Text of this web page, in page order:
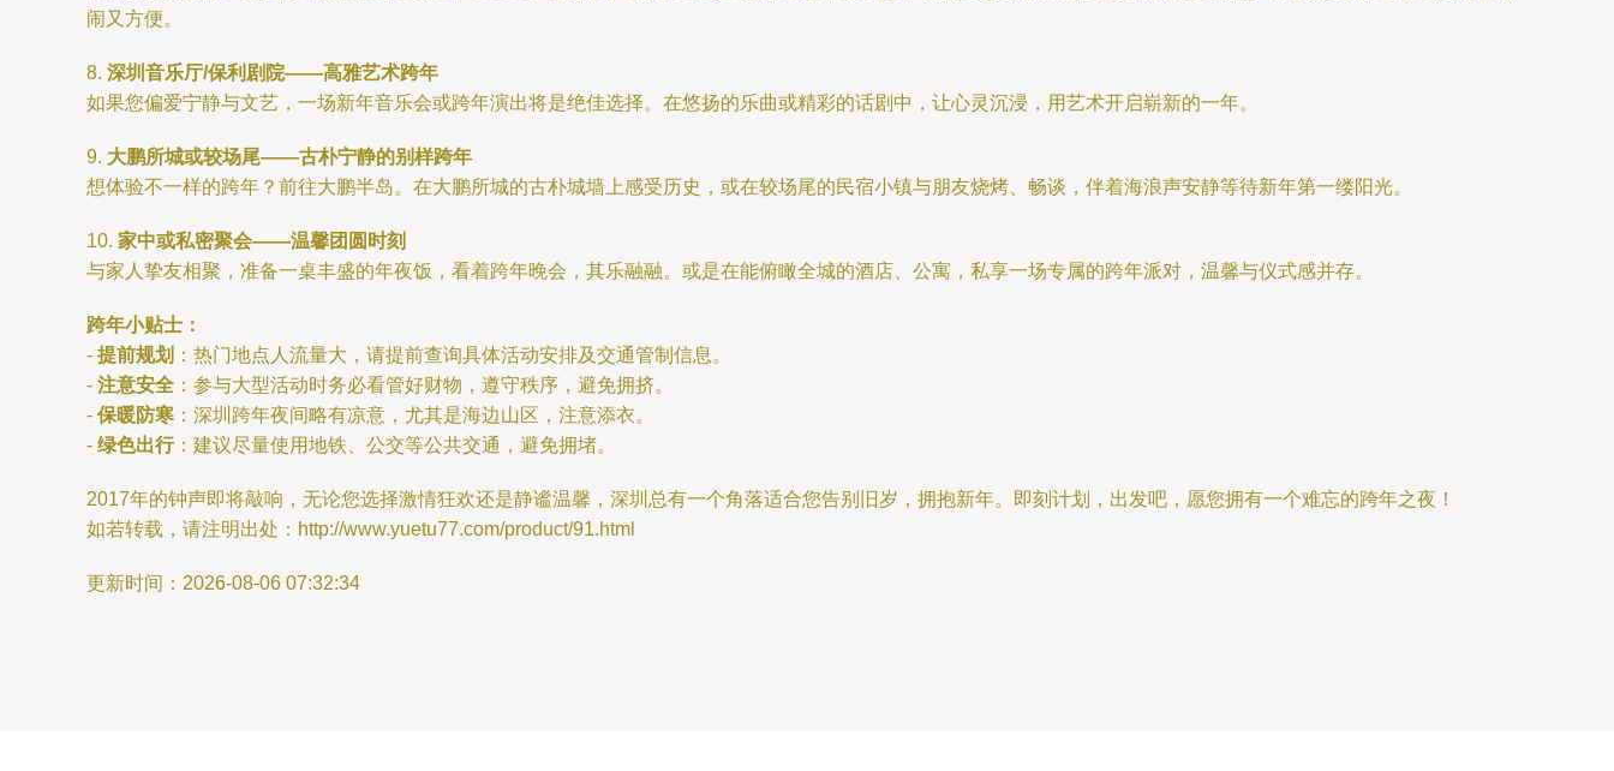
闹又方便。
8. 深圳音乐厅/保利剧院——高雅艺术跨年
如果您偏爱宁静与文艺，一场新年音乐会或跨年演出将是绝佳选择。在悠扬的乐曲或精彩的话剧中，让心灵沉浸，用艺术开启崭新的一年。
9. 大鹏所城或较场尾——古朴宁静的别样跨年
想体验不一样的跨年？前往大鹏半岛。在大鹏所城的古朴城墙上感受历史，或在较场尾的民宿小镇与朋友烧烤、畅谈，伴着海浪声安静等待新年第一缕阳光。
10. 家中或私密聚会——温馨团圆时刻
与家人挚友相聚，准备一桌丰盛的年夜饭，看着跨年晚会，其乐融融。或是在能俯瞰全城的酒店、公寓，私享一场专属的跨年派对，温馨与仪式感并存。
跨年小贴士：
- 提前规划 ：热门地点人流量大，请提前查询具体活动安排及交通管制信息。
- 注意安全 ：参与大型活动时务必看管好财物，遵守秩序，避免拥挤。
- 保暖防寒 ：深圳跨年夜间略有凉意，尤其是海边山区，注意添衣。
- 绿色出行：建议尽量使用地铁、公交等公共交通，避免拥堵。
2017年的钟声即将敲响，无论您选择激情狂欢还是静谧温馨，深圳总有一个角落适合您告别旧岁，拥抱新年。即刻计划，出发吧，愿您拥有一个难忘的跨年之夜！
如若转载，请注明出处：http://www.yuetu77.com/product/91.html
更新时间：2026-08-06 07:32:34